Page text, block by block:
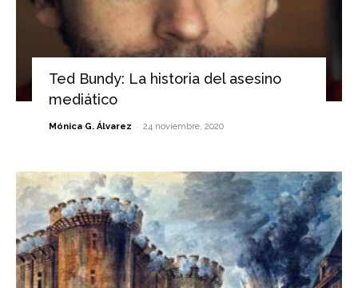
Ted Bundy: La historia del asesino
mediático
Mónica G. Álvarez - 24 noviembre, 2020